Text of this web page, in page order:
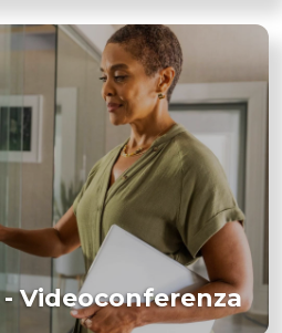
Videoconferenza